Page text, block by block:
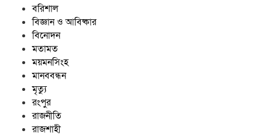
বরিশাল
বিজ্ঞান ও আবিষ্কার
বিনোদন
মতামত
ময়মনসিংহ
মানববন্ধন
মৃত্যু
রংপুর
রাজনীতি
রাজশাহী